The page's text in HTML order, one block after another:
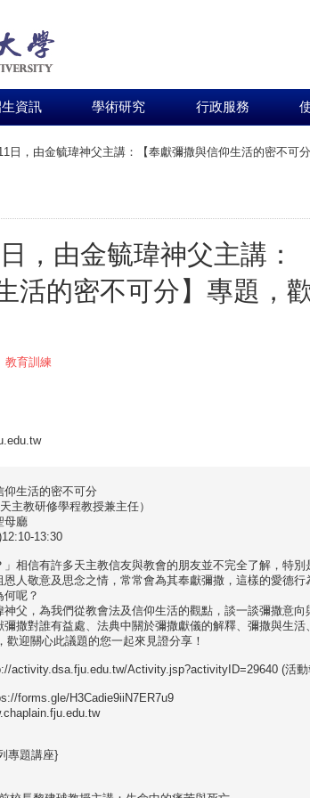
資訊 學術研究 行政服務
日，由金毓瑋神父主講：【奉獻彌撒與信仰生活的密不可
，由金毓瑋神父主講：
活的密不可分】專題，
教育訓練
生活的密不可分
主教研修學程教授兼主任）
廳
13:30
信有許多天主教信友與教會的朋友並不完全了解，特別
恩人敬意及思念之情，常常會為其奉獻彌撒，這樣的愛德行
呢？
，為我們從教會法及信仰生活的觀點，談一談彌撒意向
撒對誰有益處、法典中關於彌撒獻儀的解釋、彌撒與生活
迎關心此議題的您一起來見證分享！
activity.dsa.fju.edu.tw/Activity.jsp?activityID=29640 (活
forms.gle/H3Cadie9iiN7ER7u9
專題講座}